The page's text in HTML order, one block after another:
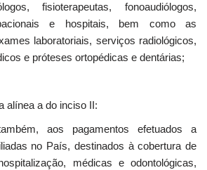
fisioterapeutas, fonoaudiólogos,
e hospitais, bem como as
laboratoriais, serviços radiológicos,
e próteses ortopédicas e dentárias;
alínea a do inciso II:
aos pagamentos efetuados a
no País, destinados à cobertura de
médicas e odontológicas,